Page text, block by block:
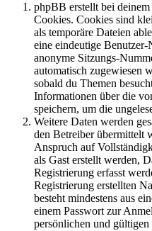
phpBB erstellt bei
Cookies. Cookies sind
als temporäre Dateien
eine eindeutige
anonyme Sitzungs-
automatisch zugewiesen
sobald du Themen
Informationen über die
speichern, um die
Weitere Daten werden
den Betreiber
Anspruch auf
als Gast erstellt werden,
Registrierung erfasst
Registrierung erstellten
besteht mindestens aus
einem Passwort zur
persönlichen und